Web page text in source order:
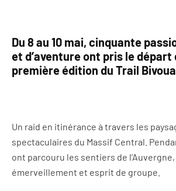
Du 8 au 10 mai, cinquante
et d’aventure ont pris le
première édition du Trail
Un raid en itinérance à travers les
spectaculaires du Massif Central.
ont parcouru les sentiers de
émerveillement et esprit de groupe.